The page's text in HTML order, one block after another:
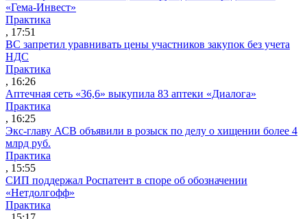
«Гема-Инвест»
Практика
, 17:51
ВС запретил уравнивать цены участников закупок без учета
НДС
Практика
, 16:26
Аптечная сеть «36,6» выкупила 83 аптеки «Диалога»
Практика
, 16:25
Экс-главу АСВ объявили в розыск по делу о хищении более 4
млрд руб.
Практика
, 15:55
СИП поддержал Роспатент в споре об обозначении
«Нетдолгофф»
Практика